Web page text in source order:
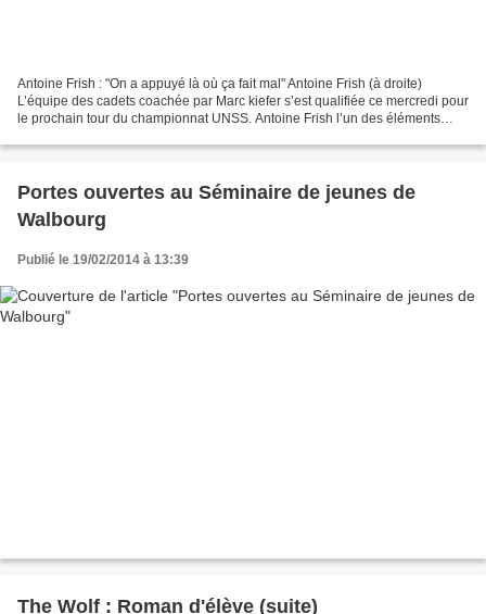
Antoine Frish : "On a appuyé là où ça fait mal" Antoine Frish (à droite)
L’équipe des cadets coachée par Marc kiefer s’est qualifiée ce mercredi pour
le prochain tour du championnat UNSS. Antoine Frish l’un des éléments
Portes ouvertes au Séminaire de jeunes de
Walbourg
Publié le 19/02/2014 à 13:39
The Wolf : Roman d'élève (suite)